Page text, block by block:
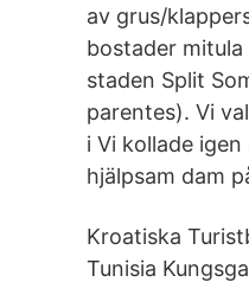
av grus/
bostader
staden Split
parentes). Vi
i Vi kollade
hjälpsam dam
Kroatiska
Tunisia